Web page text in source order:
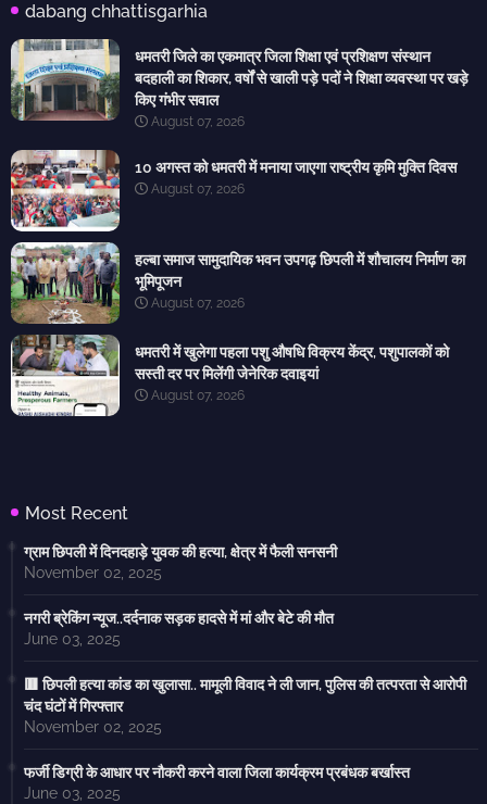
dabang chhattisgarhia
धमतरी जिले का एकमात्र जिला शिक्षा एवं प्रशिक्षण संस्थान
बदहाली का शिकार, वर्षों से खाली पड़े पदों ने शिक्षा व्यवस्था पर खड़े
किए गंभीर सवाल
August 07, 2026
10 अगस्त को धमतरी में मनाया जाएगा राष्ट्रीय कृमि मुक्ति दिवस
August 07, 2026
हल्बा समाज सामुदायिक भवन उपगढ़ छिपली में शौचालय निर्माण का
भूमिपूजन
August 07, 2026
धमतरी में खुलेगा पहला पशु औषधि विक्रय केंद्र, पशुपालकों को
सस्ती दर पर मिलेंगी जेनेरिक दवाइयां
August 07, 2026
Most Recent
ग्राम छिपली में दिनदहाड़े युवक की हत्या, क्षेत्र में फैली सनसनी
November 02, 2025
नगरी ब्रेकिंग न्यूज..दर्दनाक सड़क हादसे में मां और बेटे की मौत
June 03, 2025
🟥 छिपली हत्या कांड का खुलासा.. मामूली विवाद ने ली जान, पुलिस की तत्परता से आरोपी
चंद घंटों में गिरफ्तार
November 02, 2025
फर्जी डिग्री के आधार पर नौकरी करने वाला जिला कार्यक्रम प्रबंधक बर्खास्त
June 03, 2025